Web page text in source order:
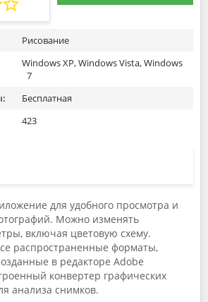
Рисование
Windows XP, Windows Vista, Windows
7
Бесплатная
423
для удобного просмотра и
Можно изменять
включая цветовую схему.
распространенные форматы,
в редакторе Adobe
конвертер графических
анализа снимков.